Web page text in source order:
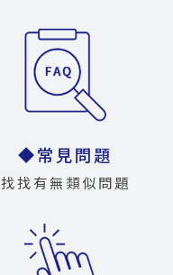
◆常見問題
找找有無類似問題